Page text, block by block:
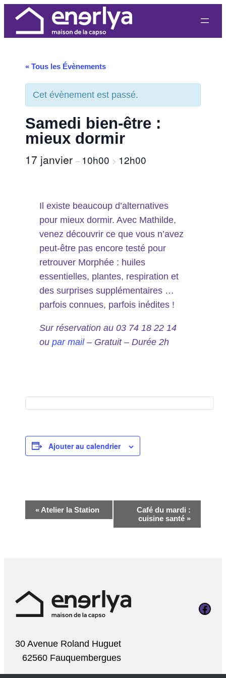
« Tous les Évènements
Cet évènement est passé.
Samedi bien-être :
mieux dormir
17 janvier– 10h00 > 12h00
Il existe beaucoup d’alternatives
pour mieux dormir. Avec Mathilde,
venez découvrir ce que vous n’avez
peut-être pas encore testé pour
retrouver Morphée : huiles
essentielles, plantes, respiration et
des surprises supplémentaires …
parfois connues, parfois inédites !
Sur réservation au 03 74 18 22 14
oupar mail– Gratuit – Durée 2h
Ajouter au calendrier
Navigation
Évènement
« Atelier la Station
Café du mardi :
cuisine santé »
Page
30 Avenue Roland Huguet
62560 Fauquembergues